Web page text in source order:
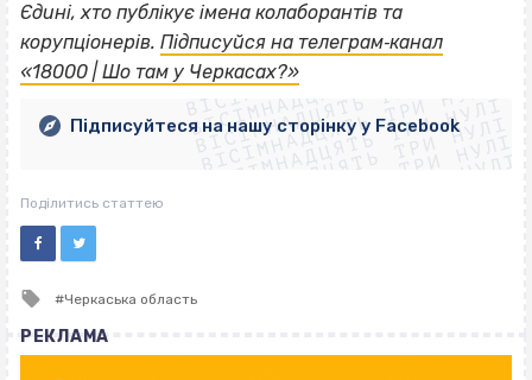
Єдині, хто публікує імена колаборантів та
корупціонерів. Підписуйся на телеграм‐канал
«18000 | Шо там у Черкасах?»ВІСІМНАДЦЯТЬ ТРИ НУЛІ
ВІСІМНАДЦЯТЬ ТРИ НУЛІ
ВІСІМНАДЦЯТЬ ТРИ НУЛІ
ВІСІМНАДЦЯТЬ ТРИ НУЛІ
ВІСІМНАДЦЯТЬ ТРИ НУЛІ
ВІСІМНАДЦЯТЬ ТРИ НУЛІ
ВІСІМНАДЦЯТЬ ТРИ НУЛІ
ВІСІМНАДЦЯТЬ ТРИ НУЛІ
Підписуйтеся на нашу сторінку у Facebook
Поділитись статтею
Tagged
Черкаська область
РЕКЛАМА